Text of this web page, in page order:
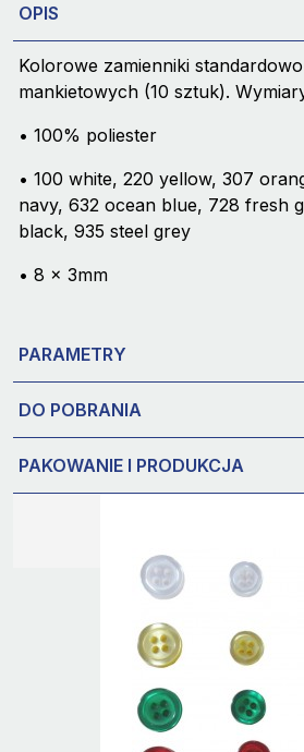
OPIS
Kolorowe zamienniki
mankietowych (10 sztuk).
• 100% poliester
• 100 white, 220 yellow, 307
navy, 632 ocean blue, 728 fresh
black, 935 steel grey
• 8 x 3mm
PARAMETRY
DO POBRANIA
PAKOWANIE I PRODUKCJA